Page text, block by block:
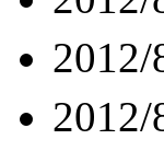
2012/
2012/